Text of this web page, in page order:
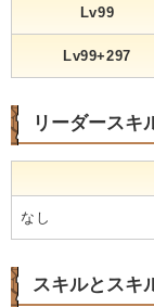
Lv99
Lv99+297
リーダースキ
なし
スキルとスキ